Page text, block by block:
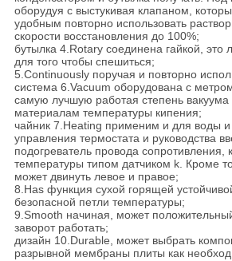
оборудуя с выстукивая клапаном,
удобным повторно использовать
скорости восстановления до 100%;
бутылка 4.Rotary соединена гайкой, это
для того чтобы спешиться;
5.Continuously поручая и повторно
система 6.Vacuum оборудована с
самую лучшую работая степень вакуума
материалам температуры кипения;
чайник 7.Heating применим и для воды
управления термостата и руководства
подогреватель провода сопротивления,
температуры типом датчиком k. Кроме
может двинуть левое и правое;
8.Has функция сухой горящей
безопасной петли температуры;
9.Smooth начиная, может
заворот работать;
дизайн 10.Durable, может выбрать
разрывной мембраны плиты как